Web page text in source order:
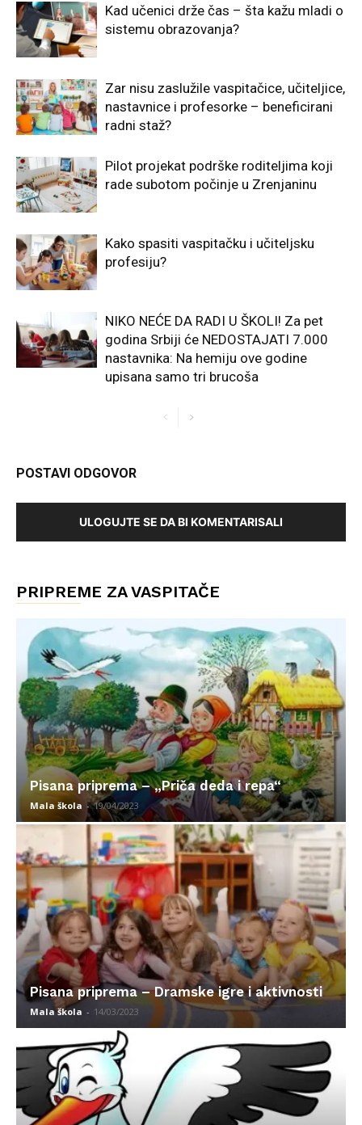
Kad učenici drže čas – šta kažu mladi o
sistemu obrazovanja?
Zar nisu zaslužile vaspitačice, učiteljice,
nastavnice i profesorke – beneficirani
radni staž?
Pilot projekat podrške roditeljima koji
rade subotom počinje u Zrenjaninu
Kako spasiti vaspitačku i učiteljsku
profesiju?
NIKO NEĆE DA RADI U ŠKOLI! Za pet
godina Srbiji će NEDOSTAJATI 7.000
nastavnika: Na hemiju ove godine
upisana samo tri brucoša
POSTAVI ODGOVOR
ULOGUJTE SE DA BI KOMENTARISALI
PRIPREME ZA VASPITAČE
Pisana priprema – „Priča deda i repa“
Mala škola - 19/04/2023
Pisana priprema – Dramske igre i aktivnosti
Mala škola - 14/03/2023